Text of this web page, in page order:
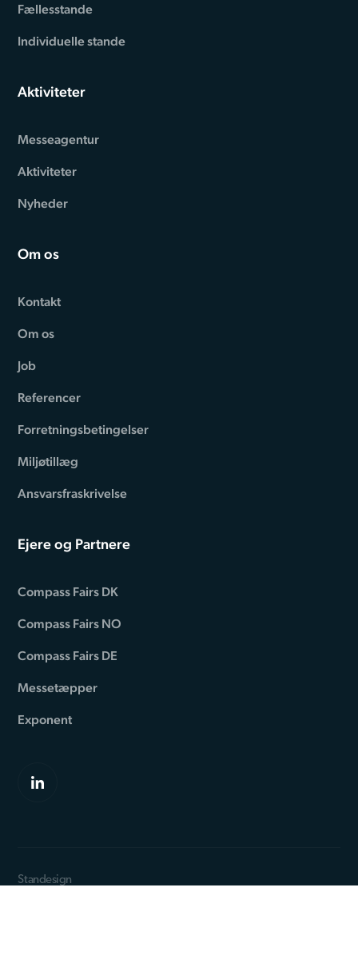
Fællesstande
Individuelle stande
Aktiviteter
Messeagentur
Aktiviteter
Nyheder
Om os
Kontakt
Om os
Job
Referencer
Forretningsbetingelser
Miljøtillæg
Ansvarsfraskrivelse
Ejere og Partnere
Compass Fairs DK
Compass Fairs NO
Compass Fairs DE
Messetæpper
Exponent
Standesign